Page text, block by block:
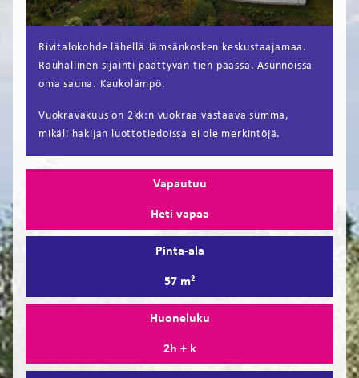
Rivitalokohde lähellä Jämsänkosken keskustaajamaa.
Rauhallinen sijainti päättyvän tien päässä. Asunnoissa
oma sauna. Kaukolämpö.
Vuokravakuus on 2kk:n vuokraa vastaava summa,
mikäli hakijan luottotiedoissa ei ole merkintöjä.
Vapautuu
Heti vapaa
Pinta-ala
57 m²
Huoneluku
2h + k